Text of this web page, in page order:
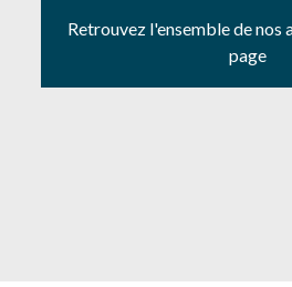
Retrouvez l'ensemble de nos
page